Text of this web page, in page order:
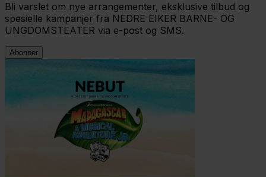
Bli varslet om nye arrangementer, eksklusive tilbud og
spesielle kampanjer fra NEDRE EIKER BARNE- OG
UNGDOMSTEATER via e-post og SMS.
Abonner